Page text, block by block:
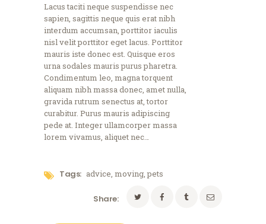
Lacus taciti neque suspendisse nec
sapien, sagittis neque quis erat nibh
interdum accumsan, porttitor iaculis
nisl velit porttitor eget lacus. Porttitor
mauris iste donec est. Quisque eros
urna sodales mauris purus pharetra.
Condimentum leo, magna torquent
aliquam nibh massa donec, amet nulla,
gravida rutrum senectus at, tortor
curabitur. Purus mauris adipiscing
pede at. Integer ullamcorper massa
lorem vivamus, aliquet nec…
Tags: advice ,moving ,pets
Share: